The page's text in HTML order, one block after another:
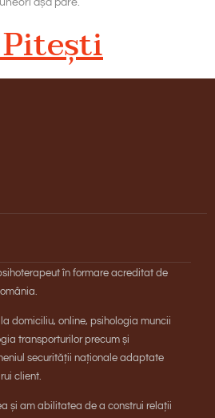
așa pare.
în formare acreditat de
domiciliu, online, psihologia muncii
transporturilor precum și
securității naționale adaptate
client.
și am abilitatea de a construi relații